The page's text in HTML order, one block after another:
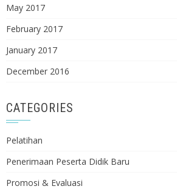
May 2017
February 2017
January 2017
December 2016
CATEGORIES
Pelatihan
Penerimaan Peserta Didik Baru
Promosi & Evaluasi